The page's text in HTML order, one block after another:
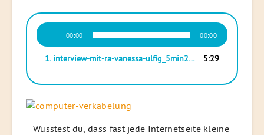
Audio-
Player
00:00 00:00
1. interview-mit-ra-vanessa-ulfig_5min29sek 5:29
Wusstest du, dass fast jede Internetseite kleine